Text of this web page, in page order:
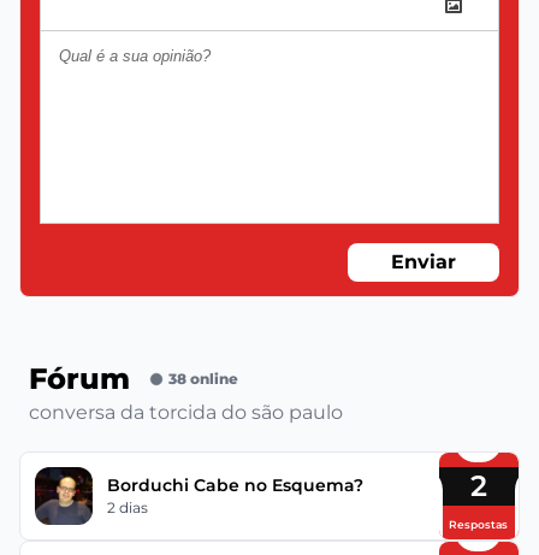
Enviar
Fórum 38 online
conversa da torcida do são paulo
Borduchi Cabe no Esquema?
2 dias
2
Respostas